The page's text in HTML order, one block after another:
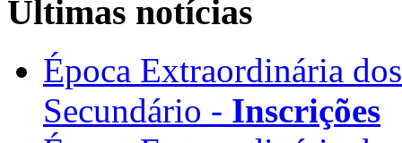
Últimas notícias
Época Extraordinária
Secundário - Inscrições